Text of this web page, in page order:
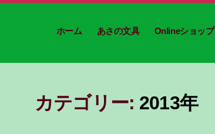
ホーム あさの文具 Onlineショップ
カテゴリー: 2013年